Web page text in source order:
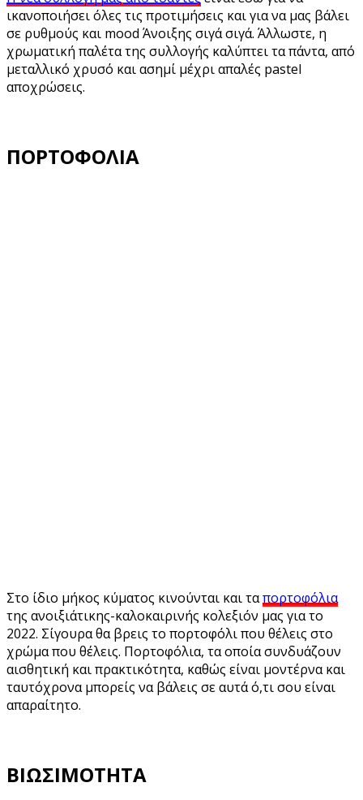
ικανοποιήσει όλες τις προτιμήσεις και για να μας βάλει
σε ρυθμούς και mood Άνοιξης σιγά σιγά. Άλλωστε, η
χρωματική παλέτα της συλλογής καλύπτει τα πάντα, από
μεταλλικό χρυσό και ασημί μέχρι απαλές pastel
αποχρώσεις.
ΠΟΡΤΟΦΟΛΙΑ
Στο ίδιο μήκος κύματος κινούνται και ταπορτοφόλια
της ανοιξιάτικης-καλοκαιρινής κολεξιόν μας για το
2022. Σίγουρα θα βρεις το πορτοφόλι που θέλεις στο
χρώμα που θέλεις. Πορτοφόλια, τα οποία συνδυάζουν
αισθητική και πρακτικότητα, καθώς είναι μοντέρνα και
ταυτόχρονα μπορείς να βάλεις σε αυτά ό,τι σου είναι
απαραίτητο.
ΒΙΩΣΙΜΟΤΗΤΑ